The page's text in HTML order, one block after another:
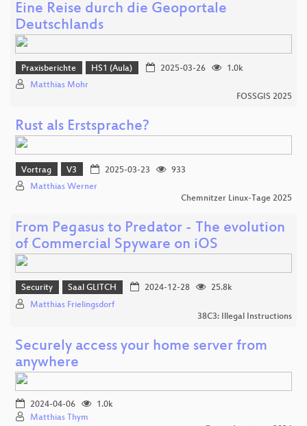
Eine Reise durch die Geoportale
Deutschlands
Praxisberichte HS1 (Aula) 2025-03-26
1.0k
Matthias Mohr
FOSSGIS 2025
Rust als Erstsprache?
Vortrag V3 2025-03-23
933
Matthias Werner
Chemnitzer Linux-Tage 2025
From Pegasus to Predator - The evolution
of Commercial Spyware on iOS
Security Saal GLITCH 2024-12-28
25.8k
Matthias Frielingsdorf
38C3: Illegal Instructions
Securely access your home server from
anywhere
2024-04-06
1.0k
Matthias Thym